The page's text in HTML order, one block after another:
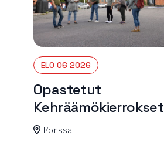
ELO 06 2026
Opastetut
Kehräämökierrokset
Forssa